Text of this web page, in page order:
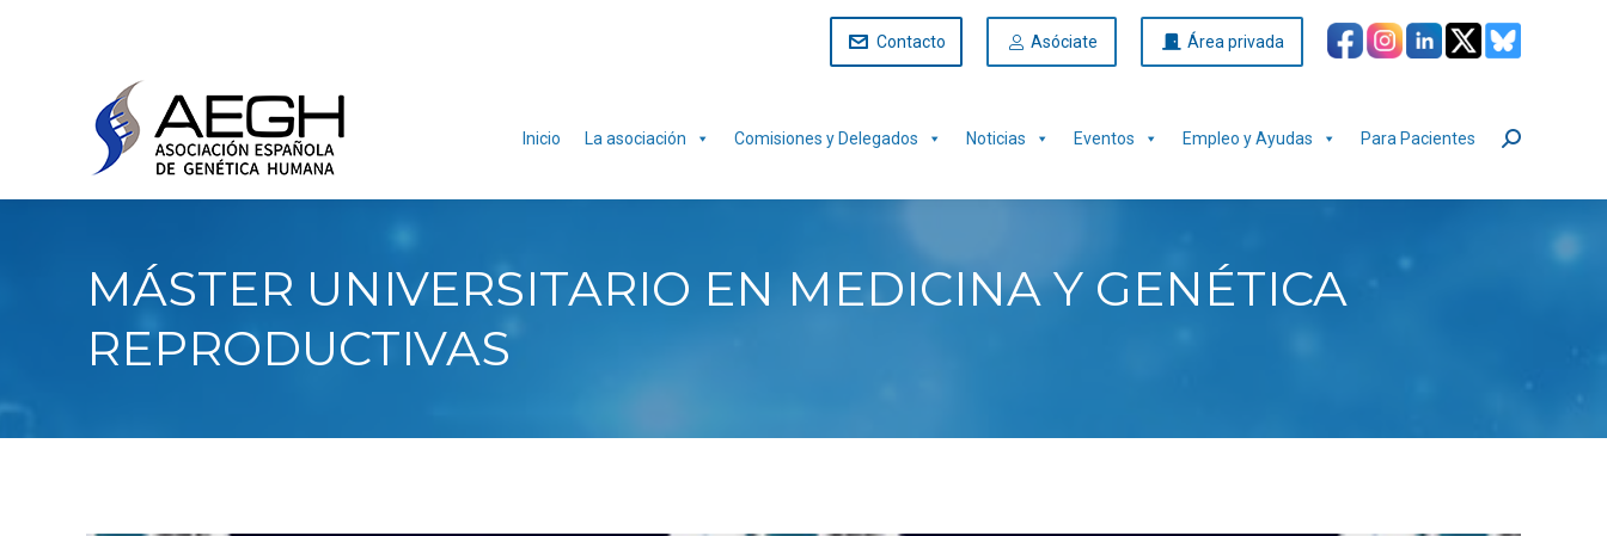
Contacto Asóciate Área privada
Inicio La asociación Comisiones y Delegados Noticias Eventos Empleo y Ayudas Para Pacientes Buscar:
MÁSTER UNIVERSITARIO EN MEDICINA Y GENÉTICA
REPRODUCTIVAS